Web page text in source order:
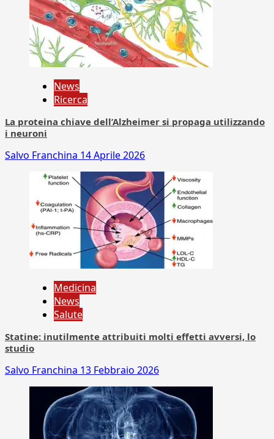
News
Ricerca
La proteina chiave dell’Alzheimer si propaga utilizzando
i neuroni
Salvo Franchina 14 Aprile 2026
Medicina
News
Salute
Statine: inutilmente attribuiti molti effetti avversi, lo
studio
Salvo Franchina 13 Febbraio 2026